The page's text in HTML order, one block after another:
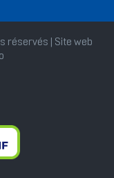
réservés | Site web